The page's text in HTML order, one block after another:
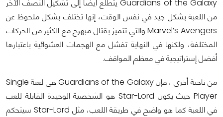
Guardians of the Galaxy يتطلع أيضًا إلى تشكيل النصف الآخر
من اللعبة بشكل جيد في نفس الوقت، إنها تختلف بشكل ملحوظ عن
Marvel’s Avengers والتي تتميز بقتال مبهرج مع الكثير من الحركات
المختلفة، ولكنها في النهاية تفشل مع الهجمات العشوائية باعتبارها
أفضل إستراتيجية في معظم المواقف.
من ناحية أخرى ، فإن Guardians of the Galaxy هي لعبة Single
Player حيث يكون Star-Lord هو الشخصية الوحيدة القابلة للعب
في اللعبة كما هو واضح في طريقة اللعب، مثل Star-Lord سيتحكم